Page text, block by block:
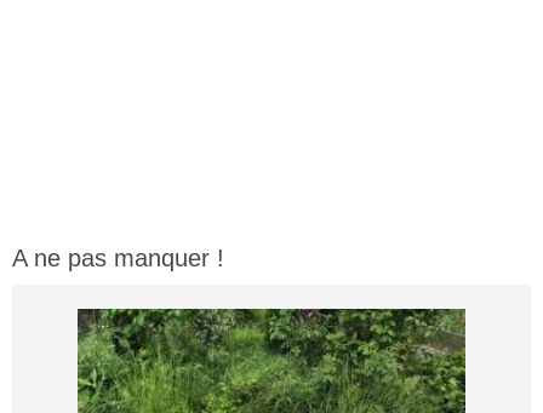
A ne pas manquer !